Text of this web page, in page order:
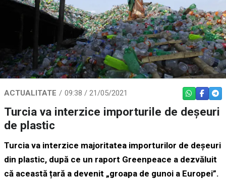
ACTUALITATE 09:38 / 21/05/2021 WHATSAPP
Turcia va interzice importurile de deșeuri
de plastic
Turcia va interzice majoritatea importurilor de deșeuri
din plastic, după ce un raport Greenpeace a dezvăluit
că această țară a devenit „groapa de gunoi a Europei”.